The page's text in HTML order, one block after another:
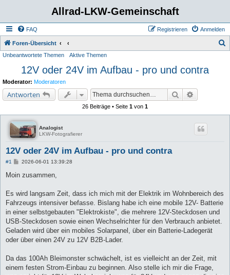
Allrad-LKW-Gemeinschaft
FAQ Anmelden
Registrieren
Foren-Übersicht
Unbeantwortete Themen Aktive Themen
12V oder 24V im Aufbau - pro und contra
Moderator: Moderatoren
Antworten Suche
26 Beiträge • Seite 1 von 1
Analogist
LKW-Fotografierer
12V oder 24V im Aufbau - pro und contra
#1
B
i
a
2026-06-01 13:39:28
Moin zusammen,
Es wird langsam Zeit, dass ich mich mit der Elektrik im Wohnbereich des
Fahrzeugs intensiver befasse. Bislang habe ich eine mobile 12V- Batterie
in einer selbstgebauten "Elektrokiste", die mehrere 12V-Steckdosen und
USB-Steckdosen sowie einen Wechselrichter für den Verbrauch anbietet.
Geladen wird über ein mobiles Solarpanel, über ein Batterie-Ladegerät
oder über einen 24V zu 12V B2B-Lader.
Da das 100Ah Bleimonster schwächelt, ist es vielleicht an der Zeit, mit
einem festen Strom-Einbau zu beginnen. Also stelle ich mir die Frage,